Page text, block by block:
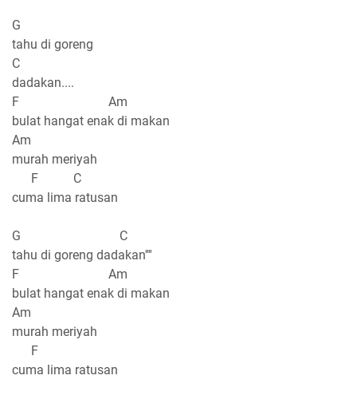
G
tahu di goreng
C
dadakan....
F Am
bulat hangat enak di makan
Am
murah meriyah
F C
cuma lima ratusan
G C
tahu di goreng dadakan''''
F Am
bulat hangat enak di makan
Am
murah meriyah
F
cuma lima ratusan